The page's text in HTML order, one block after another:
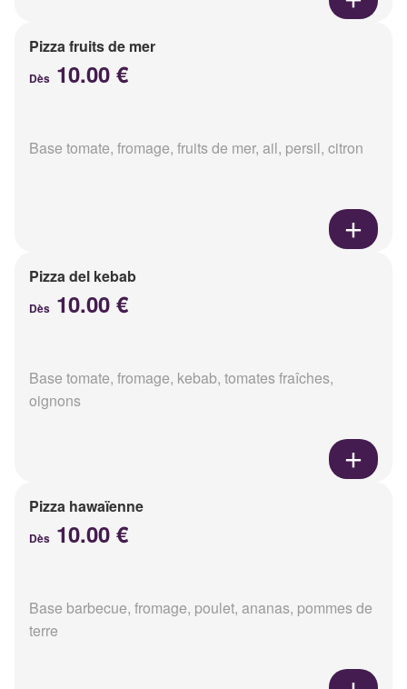
Pizza fruits de mer
Dès 10.00 €
Base tomate, fromage, fruits de mer, ail, persil, citron
Pizza del kebab
Dès 10.00 €
Base tomate, fromage, kebab, tomates fraîches,
oignons
Pizza hawaïenne
Dès 10.00 €
Base barbecue, fromage, poulet, ananas, pommes de
terre